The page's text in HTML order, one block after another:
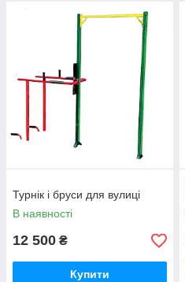
Турнік і бруси для вулиці
В наявності
12 500 ₴
Купити